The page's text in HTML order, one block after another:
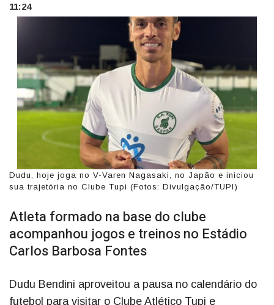
11:24
Dudu, hoje joga no V-Varen Nagasaki, no Japão e iniciou
sua trajetória no Clube Tupi (Fotos: Divulgação/TUPI)
Atleta formado na base do clube
acompanhou jogos e treinos no Estádio
Carlos Barbosa Fontes
Dudu Bendini aproveitou a pausa no calendário do
futebol para visitar o Clube Atlético Tupi e